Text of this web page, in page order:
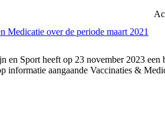
Medicatie over de periode maart 2021
en Sport heeft op 23 november 2023
informatie aangaande Vaccinaties &